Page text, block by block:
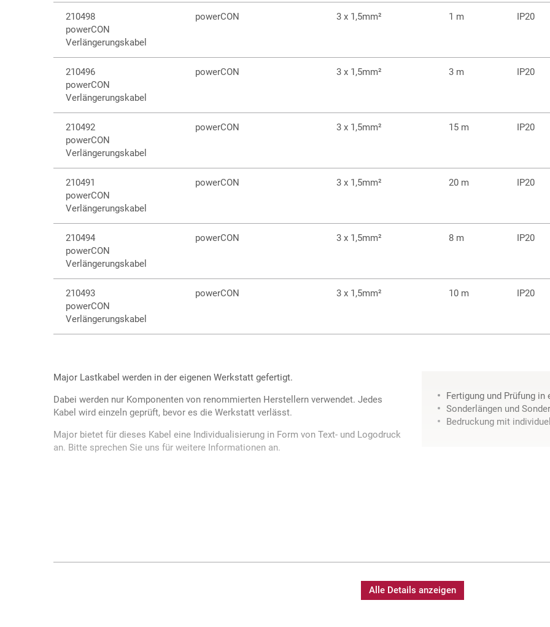
210498
powerCON
Verlängerungskabel
powerCON 3 x 1,5mm² 1 m IP20
210496
powerCON
Verlängerungskabel
powerCON 3 x 1,5mm² 3 m IP20
210492
powerCON
Verlängerungskabel
powerCON 3 x 1,5mm² 15 m IP20
210491
powerCON
Verlängerungskabel
powerCON 3 x 1,5mm² 20 m IP20
210494
powerCON
Verlängerungskabel
powerCON 3 x 1,5mm² 8 m IP20
210493
powerCON
Verlängerungskabel
powerCON 3 x 1,5mm² 10 m IP20
Major Lastkabel werden in der eigenen Werkstatt gefertigt.
Dabei werden nur Komponenten von renommierten Herstellern verwendet. Jedes
Kabel wird einzeln geprüft, bevor es die Werkstatt verlässt.
Major bietet für dieses Kabel eine Individualisierung in Form von Text- und Logodruck
an. Bitte sprechen Sie uns für weitere Informationen an.
Fertigung und Prüfung
Sonderlängen und
Bedruckung mit
Alle Details anzeigen